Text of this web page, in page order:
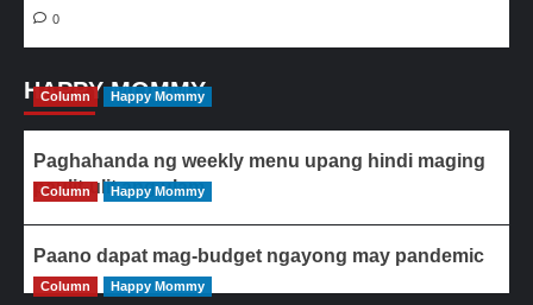
0
HAPPY MOMMY
Column Happy Mommy
Paghahanda ng weekly menu upang hindi maging
paulit-ulit ang ulam
Column Happy Mommy
Paano dapat mag-budget ngayong may pandemic
Column Happy Mommy